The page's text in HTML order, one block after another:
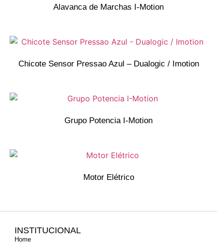
Alavanca de Marchas I-Motion
Chicote Sensor Pressao Azul – Dualogic / Imotion
Grupo Potencia I-Motion
Motor Elétrico
INSTITUCIONAL
Home